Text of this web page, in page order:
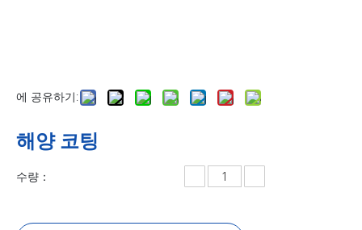
에 공유하기:
해양 코팅
수량：